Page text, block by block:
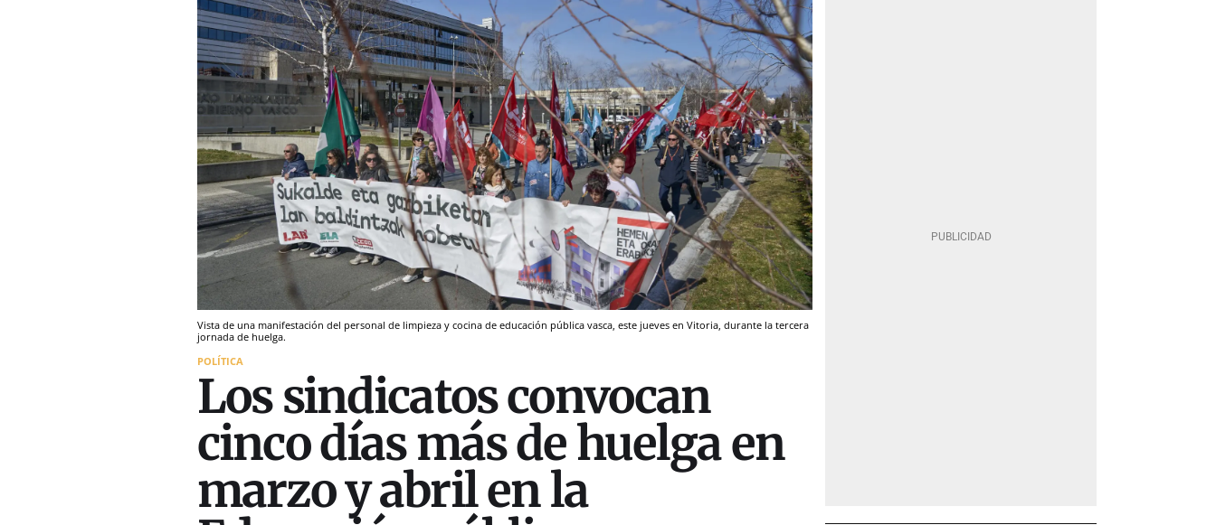
Vista de una manifestación del personal de limpieza y cocina de educación pública vasca, este jueves en Vitoria, durante la tercera
jornada de huelga.
POLÍTICA
Los sindicatos convocan
cinco días más de huelga en
marzo y abril en la